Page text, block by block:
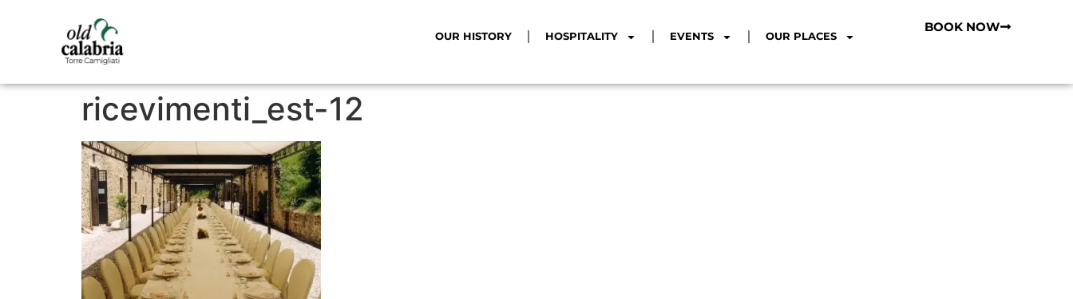
OUR HISTORY HOSPITALITY EVENTS OUR PLACES
BOOK NOW
ricevimenti_est-12